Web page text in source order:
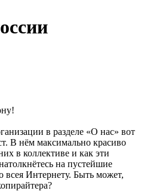
в разделе «О нас» вот
В нём максимально красиво
в коллективе и как эти
на пустейшие
Интернету. Быть может,